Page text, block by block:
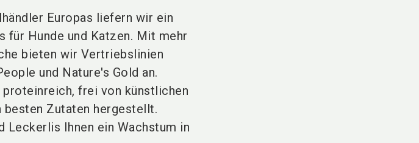
Europas liefern wir ein
für Hunde und Katzen. Mit mehr
bieten wir Vertriebslinien
und Nature's Gold an.
frei von künstlichen
besten Zutaten hergestellt.
Leckerlis Ihnen ein Wachstum in